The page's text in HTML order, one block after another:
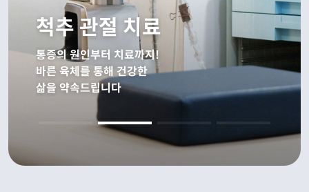
척추 관절 치료
통증의 원인부터 치료까지!
바른 육체를 통해 건강한
삶을 약속드립니다